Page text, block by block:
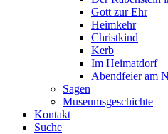
Gott zur Ehr
Heimkehr
Christkind
Kerb
Im Heimatdorf
Abendfeier am
Sagen
Museumsgeschichte
Kontakt
Suche